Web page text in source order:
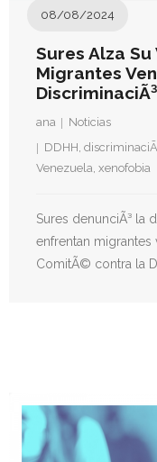
- Derechos
Fines PolÃ­ticos
Revistas
- BoletÃ­n Ida y vuelta
Donativos
Sures Alza Su
Migrantes
08/08/2024
ana
Noticias
DDHH
Venezuela xenofobia
Sures denunciÃ³ la
enfrentan migrantes
ComitÃ© contra la